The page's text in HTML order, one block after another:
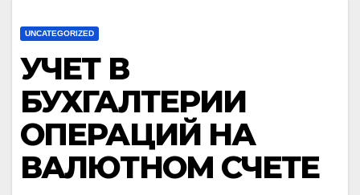
UNCATEGORIZED
УЧЕТ В
БУХГАЛТЕРИИ
ОПЕРАЦИЙ НА
ВАЛЮТНОМ СЧЕТЕ